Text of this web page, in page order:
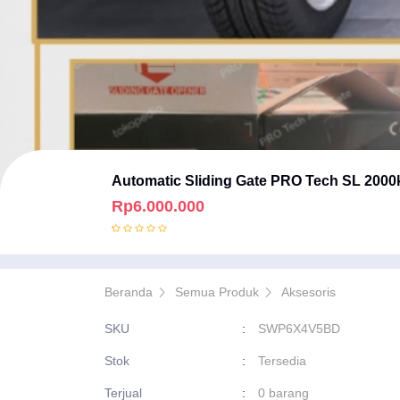
Automatic Sliding Gate PRO Tech SL
Rp6.000.000
Beranda Semua Produk Aksesoris
SKU : SWP6X4V5BD
Stok : Tersedia
Terjual : 0 barang